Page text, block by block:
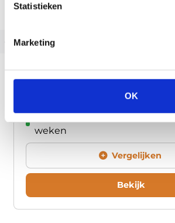
Statistieken
Marketing
OK
Pfautec ALLY
Op voorraad | Meestal
weken
Vergelijken
Bekijk